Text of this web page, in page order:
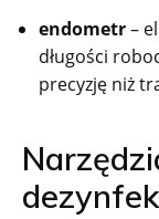
endometr–
długości
precyzję niż